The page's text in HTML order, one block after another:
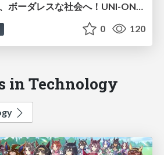
移動の壁をなくし、ボーダレスな社会へ！UNI-ONE開発秘話と実践【SORACOM Discovery 2026】
0 120
in Technology